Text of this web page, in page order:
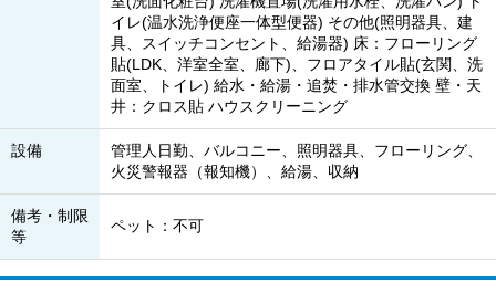
イレ(温水洗浄便座一体型便器) その他(照明器具、建
具、スイッチコンセント、給湯器) 床：フローリング
貼(LDK、洋室全室、廊下)、フロアタイル貼(玄関、洗
面室、トイレ) 給水・給湯・追焚・排水管交換 壁・天
井：クロス貼 ハウスクリーニング
設備
管理人日勤、バルコニー、照明器具、フローリング、
火災警報器（報知機）、給湯、収納
備考・制限
等
ペット：不可